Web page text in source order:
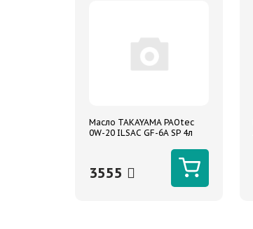
Масло TAKAYAMA PAOtec
0W-20 ILSAC GF-6A SP 4л
3555